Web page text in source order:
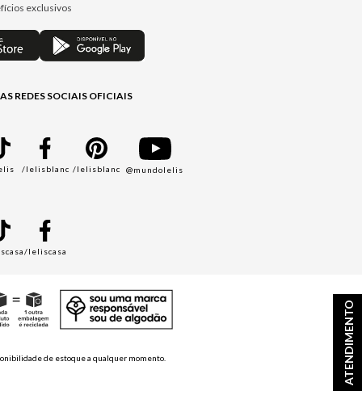
ATENDIMENTO
exclusivos
REDES SOCIAIS OFICIAIS
/lelisblanc /lelisblanc @mundolelis
/leliscasa
de estoque a qualquer momento.